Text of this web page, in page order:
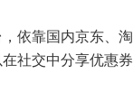
依靠国内京东、
社交中分享优惠